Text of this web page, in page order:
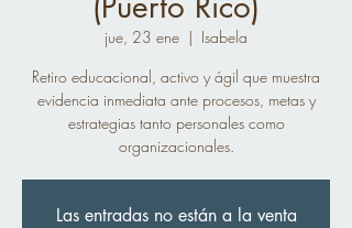
jue, 23 ene
  |
Isabela
Retiro educacional, activo y ágil que muestra
evidencia inmediata ante procesos, metas y
estrategias tanto personales como
organizacionales.
Las entradas no están a la venta